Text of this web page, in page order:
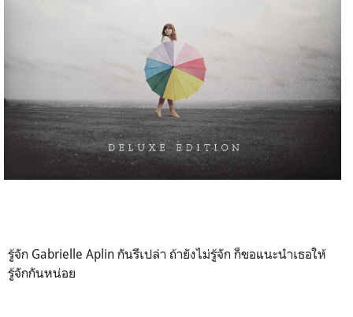
รู้จัก Gabrielle Aplin กันรึเปล่า ถ้ายังไม่รู้จัก ก็ขอแนะนำเธอให้
รู้จักกันหน่อย